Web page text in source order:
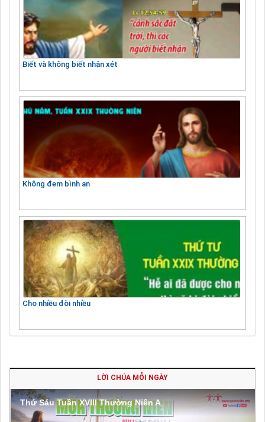
Biết và không biết nhận xét
Không đem bình an
Cho nhiều đòi nhiều
LỜI CHÚA MỖI NGÀY
Thứ Sáu Tuần XVIII Thường Niên A